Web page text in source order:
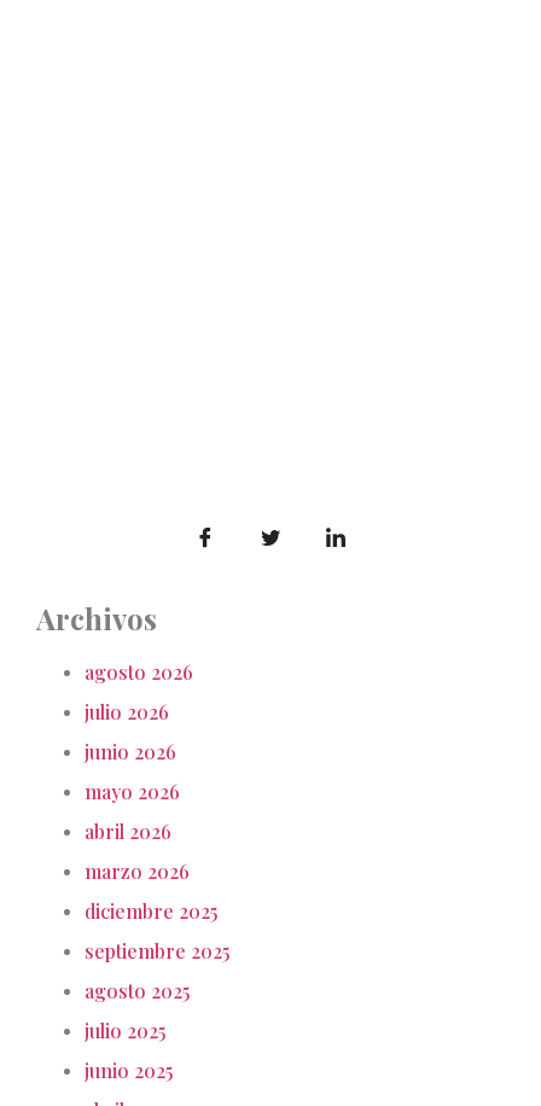
Archivos
agosto 2026
julio 2026
junio 2026
mayo 2026
abril 2026
marzo 2026
diciembre 2025
septiembre 2025
agosto 2025
julio 2025
junio 2025